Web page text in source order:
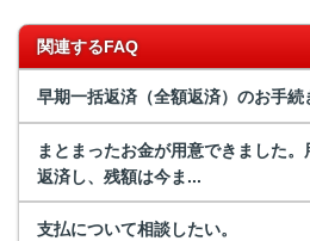
関連するFAQ
早期一括返済（全額返済）のお手続
まとまったお金が用意できました
返済し、残額は今ま...
支払について相談したい。